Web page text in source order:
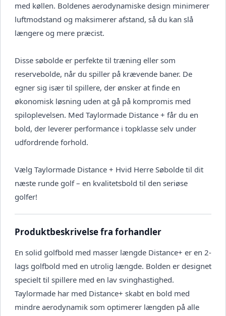
med køllen. Boldenes aerodynamiske design minimerer
luftmodstand og maksimerer afstand, så du kan slå
længere og mere præcist.
Disse søbolde er perfekte til træning eller som
reservebolde, når du spiller på krævende baner. De
egner sig især til spillere, der ønsker at finde en
økonomisk løsning uden at gå på kompromis med
spiloplevelsen. Med Taylormade Distance + får du en
bold, der leverer performance i topklasse selv under
udfordrende forhold.
Vælg Taylormade Distance + Hvid Herre Søbolde til dit
næste runde golf – en kvalitetsbold til den seriøse
golfer!
Produktbeskrivelse fra forhandler
En solid golfbold med masser længde Distance+ er en 2-
lags golfbold med en utrolig længde. Bolden er designet
specielt til spillere med en lav svinghastighed.
Taylormade har med Distance+ skabt en bold med
mindre aerodynamik som optimerer længden på alle